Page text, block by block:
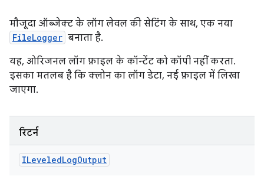
मौजूदा ऑब्जेक्ट के लॉग लेवल की सेटिंग के साथ, एक नया
FileLogger बनाता है.
यह, ओरिजनल लॉग फ़ाइल के कॉन्टेंट को कॉपी नहीं करता.
इसका मतलब है कि क्लोन का लॉग डेटा, नई फ़ाइल में लिखा
जाएगा.
रिटर्न
ILeveledLogOutput